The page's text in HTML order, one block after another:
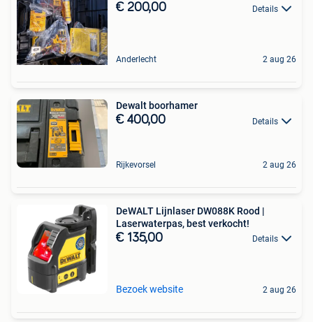
€ 200,00 Details
Anderlecht 2 aug 26
Dewalt boorhamer
€ 400,00 Details
Rijkevorsel 2 aug 26
DeWALT Lijnlaser DW088K Rood |
Laserwaterpas, best verkocht!
€ 135,00 Details
Bezoek website 2 aug 26